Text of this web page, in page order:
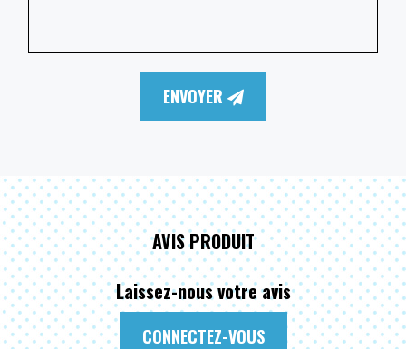
ENVOYER
AVIS PRODUIT
Laissez-nous votre avis
CONNECTEZ-VOUS